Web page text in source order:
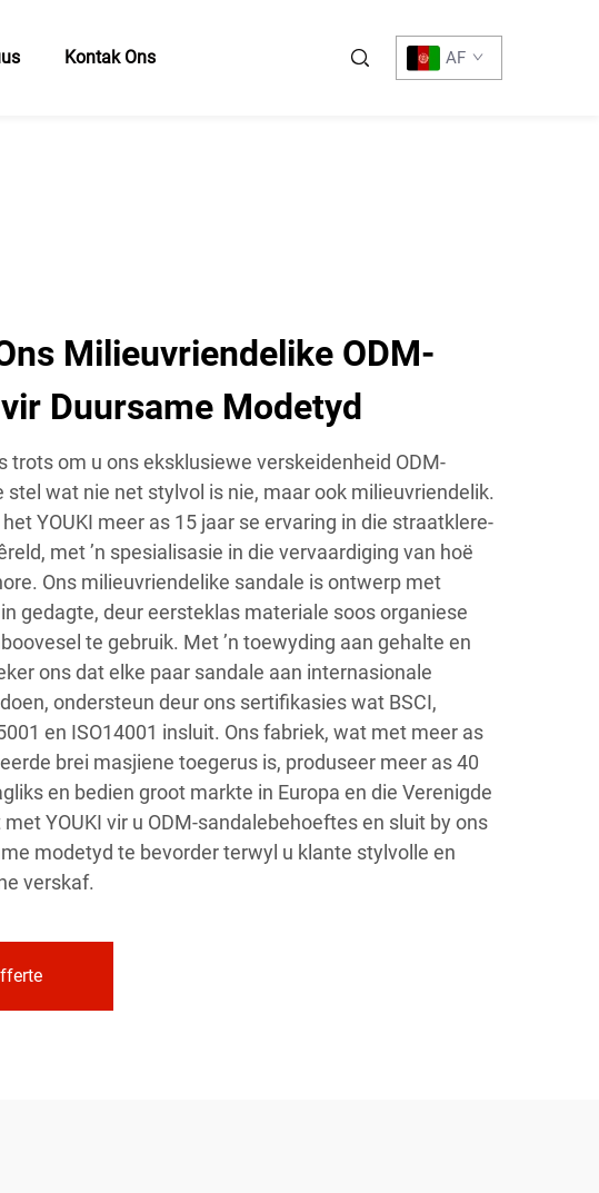
Kontak Ons AF
Milieuvriendelike ODM-
Duursame Modetyd
trots om u ons eksklusiewe verskeidenheid ODM-
stel wat nie net stylvol is nie, maar ook milieuvriendelik.
YOUKI meer as 15 jaar se ervaring in die straatklere-
met ’n spesialisasie in die vervaardiging van hoë
Ons milieuvriendelike sandale is ontwerp met
gedagte, deur eersteklas materiale soos organiese
te gebruik. Met ’n toewyding aan gehalte en
ons dat elke paar sandale aan internasionale
ondersteun deur ons sertifikasies wat BSCI,
en ISO14001 insluit. Ons fabriek, wat met meer as
brei masjiene toegerus is, produseer meer as 40
en bedien groot markte in Europa en die Verenigde
YOUKI vir u ODM-sandalebehoeftes en sluit by ons
modetyd te bevorder terwyl u klante stylvolle en
verskaf.